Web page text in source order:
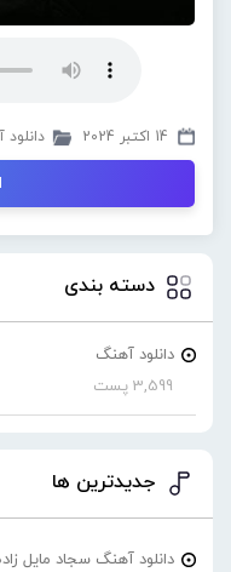
14 اکتبر 2024
دسته بندی
دانلود آهنگ
3,599 پست
جدیدترین ها
دانلود آهنگ سجاد مایل